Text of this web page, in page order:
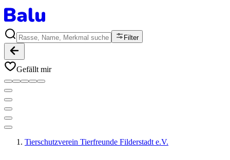
Filter
Gefällt mir
Tierschutzverein Tierfreunde Filderstadt e.V.